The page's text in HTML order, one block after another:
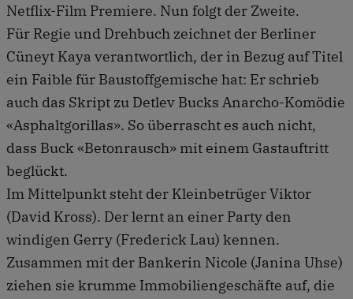
Netflix-Film Premiere. Nun folgt der Zweite.
Für Regie und Drehbuch zeichnet der Berliner
Cüneyt Kaya verantwortlich, der in Bezug auf Titel
ein Faible für Baustoffgemische hat: Er schrieb
auch das Skript zu Detlev Bucks Anarcho-Komödie
«Asphaltgorillas». So überrascht es auch nicht,
dass Buck «Betonrausch» mit einem Gastauftritt
beglückt.
Im Mittelpunkt steht der Kleinbetrüger Viktor
(David Kross). Der lernt an einer Party den
windigen Gerry (Frederick Lau) kennen.
Zusammen mit der Bankerin Nicole (Janina Uhse)
ziehen sie krumme Immobiliengeschäfte auf, die